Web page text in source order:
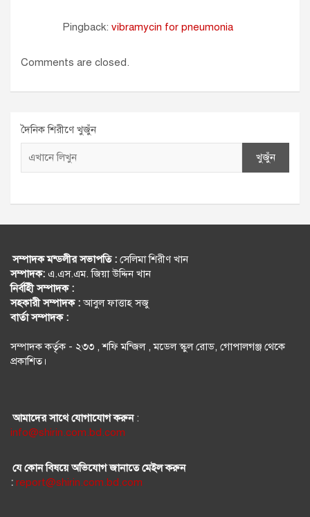
Pingback: vibramycin for pneumonia
Comments are closed.
দৈনিক শিরীণে খুজুঁন
খুজুঁন
সম্পাদক মন্ডলীর সভাপতি : সেলিমা শিরীণ খান
সম্পাদক: এ.এস.এম. জিয়া উদ্দিন খান
নির্বহিী সম্পাদক :
সহকারী সম্পাদক :আবুল ফাত্তাহ সজু
বার্তা সম্পাদক :
সম্পাদক কর্তৃক - ২৩৩ , শফি মন্জিল , মডেল স্কুল রোড, গোপালগঞ্জ থেকে
প্রকাশিত।
আমাদের সাথে যোগাযোগ করুন:
info@shirin.com.bd.com
যে কোন বিষয়ে অভিযোগ জানাতে মেইল করুন
: report@shirin.com.bd.com